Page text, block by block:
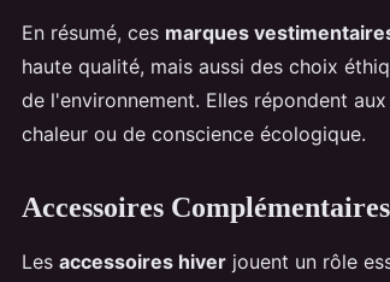
En résumé, ces marques
haute qualité, mais aussi des choix
de l'environnement. Elles répondent
chaleur ou de conscience écologique.
Accessoires Complémentaires
Les accessoires hiver jouent un rôle